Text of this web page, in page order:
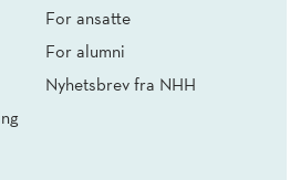
For ansatte
For alumni
Nyhetsbrev fra NHH